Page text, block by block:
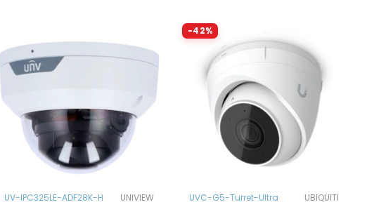
UV-IPC325LE-ADF28K-H UNIVIEW
-42%
UVC-G5-Turret-Ultra UBIQUITI